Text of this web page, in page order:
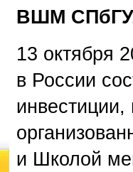
ВШМ
13 октября
в России
инвестиции,
и Школой